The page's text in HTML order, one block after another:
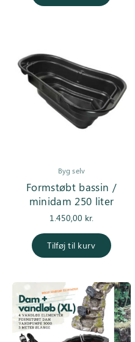
Byg selv
Formstøbt bassin /
minidam 250 liter
1.450,00 kr.
Tilføj til kurv